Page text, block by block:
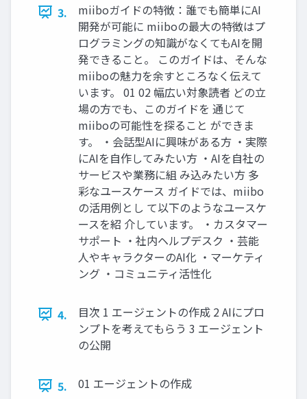
3.
miiboガイドの特徴：誰でも簡単にAI
開発が可能に miiboの最大の特徴はプ
ログラミングの知識がなくてもAIを開
発できること。 このガイドは、そんな
miiboの魅力を余すところなく伝えて
います。 01 02 幅広い対象読者 どの立
場の方でも、このガイドを 通じて
miiboの可能性を探ること ができま
す。 ・会話型AIに興味がある方 ・実際
にAIを自作してみたい方 ・AIを自社の
サービスや業務に組 み込みたい方 多
彩なユースケース ガイドでは、miibo
の活用例とし て以下のようなユースケ
ースを紹 介しています。 ・カスタマー
サポート ・社内ヘルプデスク ・芸能
人やキャラクターのAI化 ・マーケティ
ング ・コミュニティ活性化
4.
目次 1 エージェントの作成 2 AIにプロ
ンプトを考えてもらう 3 エージェント
の公開
5. 01 エージェントの作成